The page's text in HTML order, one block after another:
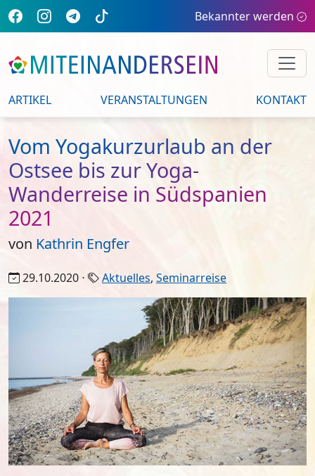
Bekannter werden
ARTIKEL VERANSTALTUNGEN KONTAKT
Vom Yogakurzurlaub an der
Ostsee bis zur Yoga-
Wanderreise in Südspanien
2021
von Kathrin Engfer
29.10.2020 ⋅ Aktuelles, Seminarreise